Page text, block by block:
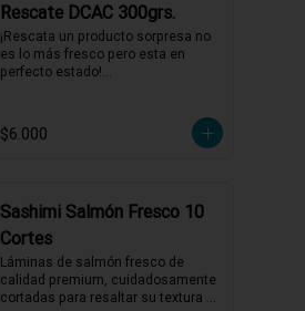
1 a 2 personas comen de este
plato!
*El peso neto corresponde al
producto en su presentación
Rescate DCAC 300grs.
¡Rescata un producto sorpresa no
es lo más fresco pero esta en
perfecto estado!
fecha de caducidad el mismo día o
al día siguiente.
acompañamientos incluidos.
$6.000
Sashimi Salmón Fresco 10
Cortes
Láminas de salmón fresco de
calidad premium, cuidadosamente
cortadas para resaltar su textura